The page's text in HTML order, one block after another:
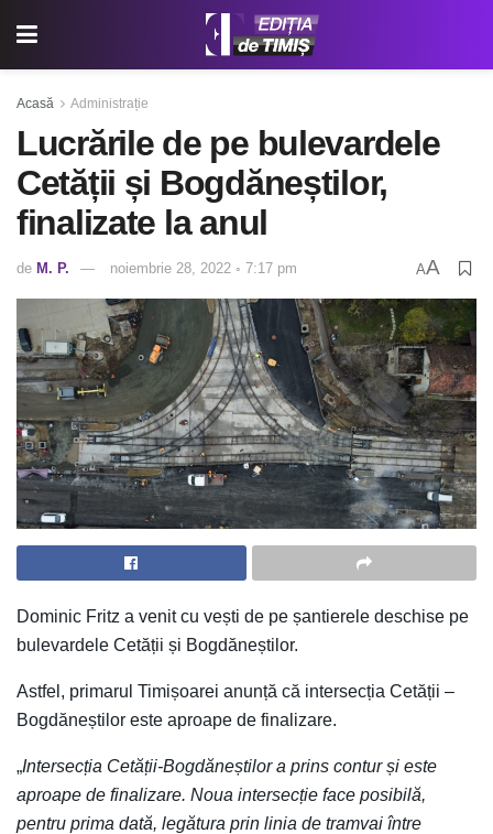
Acasă Administrație
Lucrările de pe bulevardele
Cetății și Bogdăneștilor,
finalizate la anul
de M. P. noiembrie 28, 2022 ◦ 7:17 pm AA
Dominic Fritz a venit cu vești de pe șantierele deschise pe
bulevardele Cetății și Bogdăneștilor.
Astfel, primarul Timișoarei anunță că intersecția Cetății –
Bogdăneștilor este aproape de finalizare.
„Intersecția Cetății-Bogdăneștilor a prins contur și este
aproape de finalizare. Noua intersecție face posibilă,
pentru prima dată, legătura prin linia de tramvai între